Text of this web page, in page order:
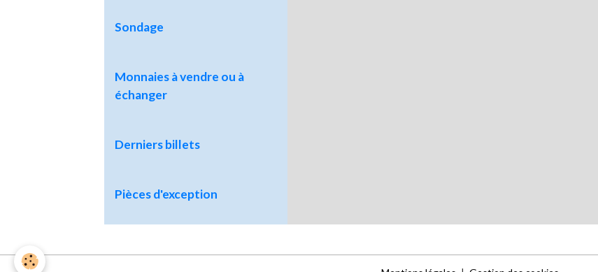
Sondage
Monnaies à vendre ou à
échanger
Derniers billets
Pièces d'exception